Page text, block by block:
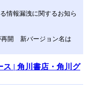
情報漏洩に関するお知ら
再開 新バージョン名は
ス | 角川書店・角川グ